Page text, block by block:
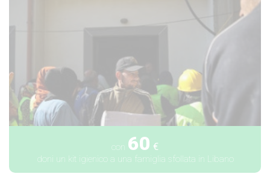
con 60 €
doni un kit igienico a una famiglia sfollata in Libano